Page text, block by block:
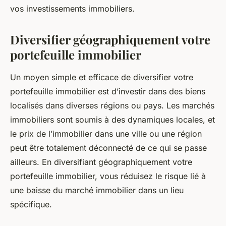
vos investissements immobiliers.
Diversifier géographiquement votre
portefeuille immobilier
Un moyen simple et efficace de diversifier votre
portefeuille immobilier est d’investir dans des biens
localisés dans diverses régions ou pays. Les marchés
immobiliers sont soumis à des dynamiques locales, et
le prix de l’immobilier dans une ville ou une région
peut être totalement déconnecté de ce qui se passe
ailleurs. En diversifiant géographiquement votre
portefeuille immobilier, vous réduisez le risque lié à
une baisse du marché immobilier dans un lieu
spécifique.